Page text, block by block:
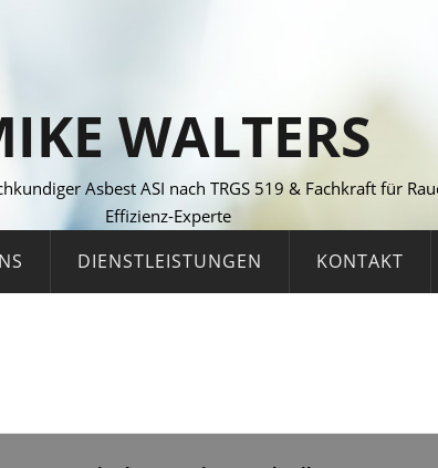
WALTERS
Asbest ASI nach TRGS 519 & Fachkraft für
Effizienz-Experte
DIENSTLEISTUNGEN KONTAKT